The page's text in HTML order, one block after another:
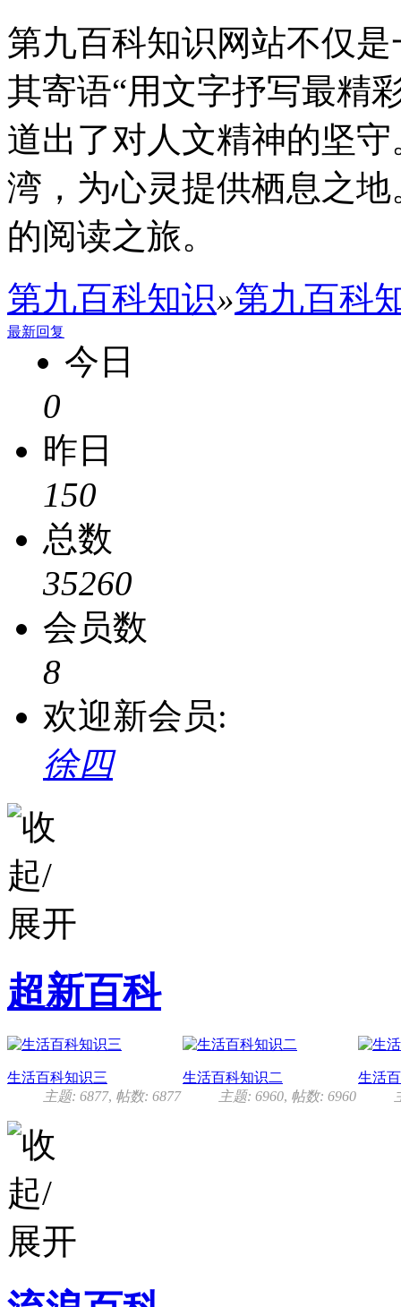
第九百科知识网站不仅
其寄语“用文字抒写最精
道出了对人文精神的坚
湾，为心灵提供栖息之
的阅读之旅。
第九百科知识»第九百科
最新回复
今日
0
昨日
150
总数
35260
会员数
8
欢迎新会员:
徐四
超新百科
生活百科知识三
主题: 6877, 帖数: 6877
生活百科知识二
主题: 6960, 帖数: 6960
生活